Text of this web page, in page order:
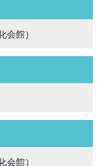
会館）
会館）